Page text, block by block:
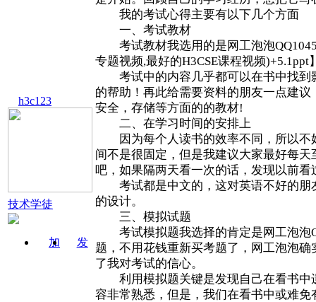
h3c123
技术学徒
加
发
我的考试心得主要有以下几个方面
一、考试教材
考试教材我选用的是网工泡泡
专题视频,最好的H3CSE课程视频
考试中的内容几乎都可以在书中找到
的帮助！再此给需要资料的朋友一点建
安全，存储等方面的的教材!
二、在学习时间的安排上
因为每个人读书的效率不同，所以不
间不是很固定，但是我建议大家最好每
吧，如果隔两天看一次的话，发现以前
考试都是中文的，这对英语不好的朋
的设计。
三、模拟试题
考试模拟题我选择的肯定是网工泡泡
题，不用花钱重新买考题了，网工泡泡
了我对考试的信心。
利用模拟题关键是发现自己在看书中
容非常熟悉，但是，我们在看书中或难